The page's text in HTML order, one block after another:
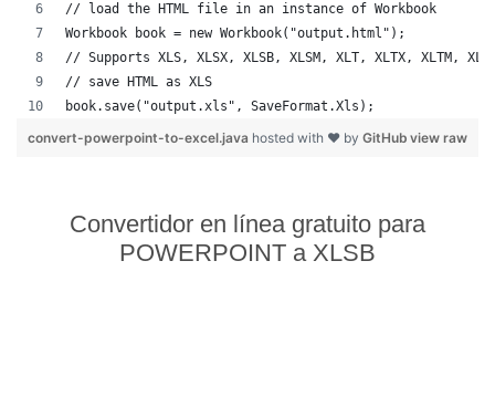
// load the HTML file in an instance of Workbook
Workbook book = new Workbook("output.html");
// Supports XLS, XLSX, XLSB, XLSM, XLT, XLTX, XLTM,
// save HTML as XLS
book.save("output.xls", SaveFormat.Xls);
view raw
convert-powerpoint-to-excel.java hosted with ❤ by GitHub
Convertidor en línea gratuito para
POWERPOINT a XLSB